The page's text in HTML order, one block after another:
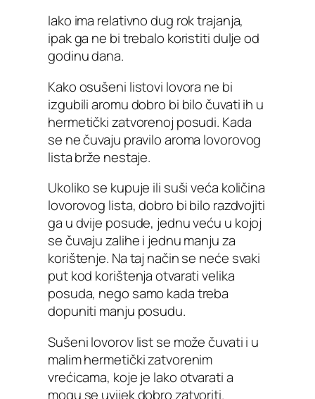
Iako ima relativno dug rok trajanja,
ipak ga ne bi trebalo koristiti dulje od
godinu dana.
Kako osušeni listovi lovora ne bi
izgubili aromu dobro bi bilo čuvati ih u
hermetički zatvorenoj posudi. Kada
se ne čuvaju pravilo aroma lovorovog
lista brže nestaje.
Ukoliko se kupuje ili suši veća količina
lovorovog lista, dobro bi bilo razdvojiti
ga u dvije posude, jednu veću u kojoj
se čuvaju zalihe i jednu manju za
korištenje. Na taj način se neće svaki
put kod korištenja otvarati velika
posuda, nego samo kada treba
dopuniti manju posudu.
Sušeni lovorov list se može čuvati i u
malim hermetički zatvorenim
vrećicama, koje je lako otvarati a
mogu se uvijek dobro zatvoriti.